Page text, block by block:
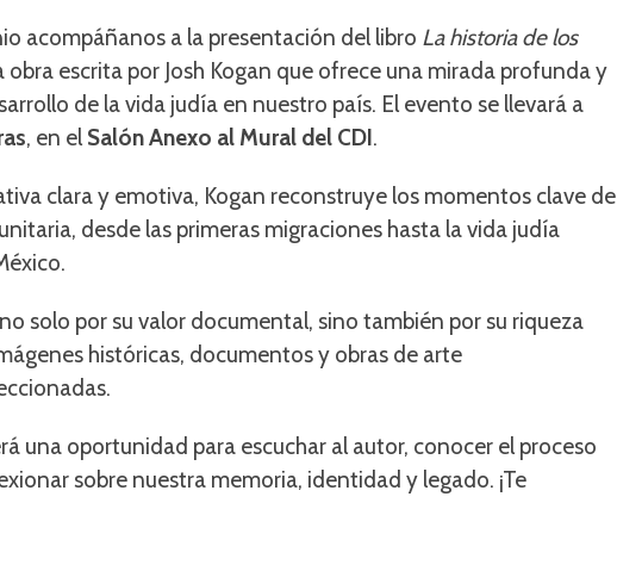
acompáñanos a la presentación del libro La historia de los
obra escrita por Josh Kogan que ofrece una mirada profunda y
de la vida judía en nuestro país. El evento se llevará a
, en el Salón Anexo al Mural del CDI.
clara y emotiva, Kogan reconstruye los momentos clave de
desde las primeras migraciones hasta la vida judía
solo por su valor documental, sino también por su riqueza
históricas, documentos y obras de arte
una oportunidad para escuchar al autor, conocer el proceso
sobre nuestra memoria, identidad y legado. ¡Te